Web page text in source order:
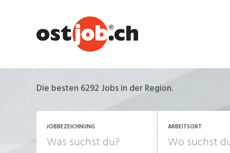
Die besten 6292 Jobs in der Region.
JOBBEZEICHNUNG ARBEITSORT